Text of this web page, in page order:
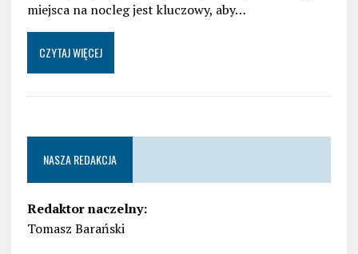
miejsca na nocleg jest kluczowy, aby…
CZYTAJ WIĘCEJ
NASZA REDAKCJA
Redaktor naczelny:
Tomasz Barański